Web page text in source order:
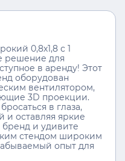
0,8х1,8 с 1
решение для
в аренду! Этот
оборудован
вентилятором,
3D проекции.
в глаза,
и оставляя яркие
и удивите
стендом широким
опыт для